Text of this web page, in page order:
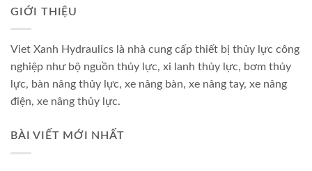
GIỚI THIỆU
Viet Xanh Hydraulics là nhà cung cấp thiết bị thủy lực công
nghiệp như bộ nguồn thủy lực, xi lanh thủy lực, bơm thủy
lực, bàn nâng thủy lực, xe nâng bàn, xe nâng tay, xe nâng
điện, xe nâng thủy lực.
BÀI VIẾT MỚI NHẤT